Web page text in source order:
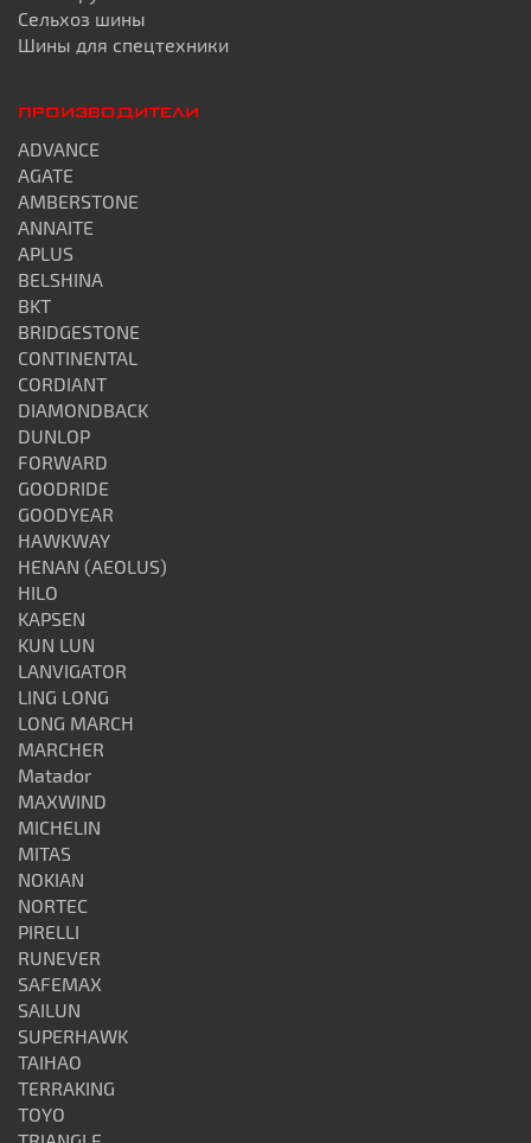
Сельхоз шины
Шины для спецтехники
ПРОИЗВОДИТЕЛИ
ADVANCE
AGATE
AMBERSTONE
ANNAITE
APLUS
BELSHINA
BKT
BRIDGESTONE
CONTINENTAL
CORDIANT
DIAMONDBACK
DUNLOP
FORWARD
GOODRIDE
GOODYEAR
HAWKWAY
HENAN (AEOLUS)
HILO
KAPSEN
KUN LUN
LANVIGATOR
LING LONG
LONG MARCH
MARCHER
Matador
MAXWIND
MICHELIN
MITAS
NOKIAN
NORTEC
PIRELLI
RUNEVER
SAFEMAX
SAILUN
SUPERHAWK
TAIHAO
TERRAKING
TOYO